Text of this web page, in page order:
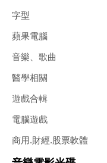
字型
蘋果電腦
音樂、歌曲
醫學相關
遊戲合輯
電腦遊戲
商用.財經.股票軟體